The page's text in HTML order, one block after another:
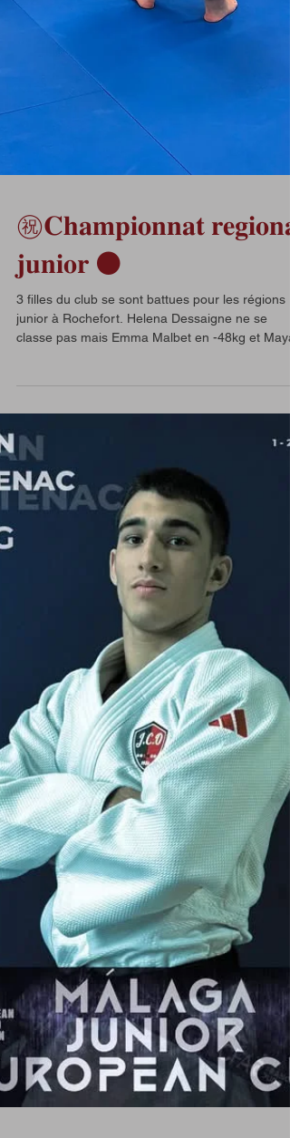
𝐣𝐮𝐧𝐢𝐨𝐫 ⚫️
3 filles du club se sont battues pour les régions
junior à Rochefort. Helena Dessaigne ne se
classe pas mais Emma Malbet en -48kg et